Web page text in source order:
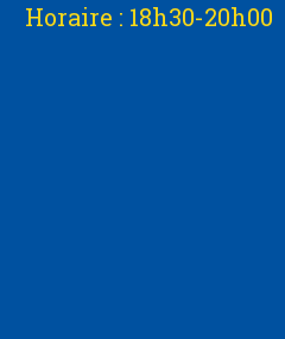
Horaire : 18h30-20h00